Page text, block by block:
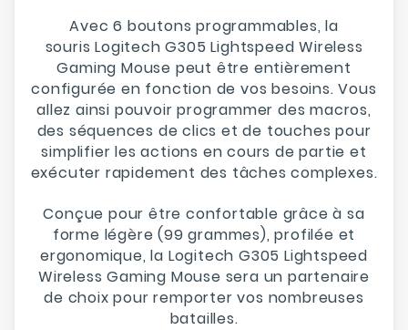
Avec 6 boutons programmables, la
souris Logitech G305 Lightspeed Wireless
Gaming Mouse peut être entièrement
configurée en fonction de vos besoins. Vous
allez ainsi pouvoir programmer des macros,
des séquences de clics et de touches pour
simplifier les actions en cours de partie et
exécuter rapidement des tâches complexes.
Conçue pour être confortable grâce à sa
forme légère (99 grammes), profilée et
ergonomique, la Logitech G305 Lightspeed
Wireless Gaming Mouse sera un partenaire
de choix pour remporter vos nombreuses
batailles.